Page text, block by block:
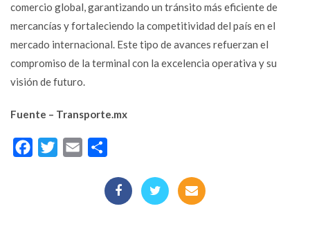
comercio global, garantizando un tránsito más eficiente de
mercancías y fortaleciendo la competitividad del país en el
mercado internacional. Este tipo de avances refuerzan el
compromiso de la terminal con la excelencia operativa y su
visión de futuro.
Fuente – Transporte.mx
FacebookTwitterEmail